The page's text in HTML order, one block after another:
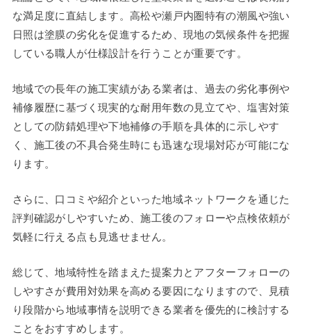
な満足度に直結します。高松や瀬戸内圏特有の潮風や強い
日照は塗膜の劣化を促進するため、現地の気候条件を把握
している職人が仕様設計を行うことが重要です。
地域での長年の施工実績がある業者は、過去の劣化事例や
補修履歴に基づく現実的な耐用年数の見立てや、塩害対策
としての防錆処理や下地補修の手順を具体的に示しやす
く、施工後の不具合発生時にも迅速な現場対応が可能にな
ります。
さらに、口コミや紹介といった地域ネットワークを通じた
評判確認がしやすいため、施工後のフォローや点検依頼が
気軽に行える点も見逃せません。
総じて、地域特性を踏まえた提案力とアフターフォローの
しやすさが費用対効果を高める要因になりますので、見積
り段階から地域事情を説明できる業者を優先的に検討する
ことをおすすめします。